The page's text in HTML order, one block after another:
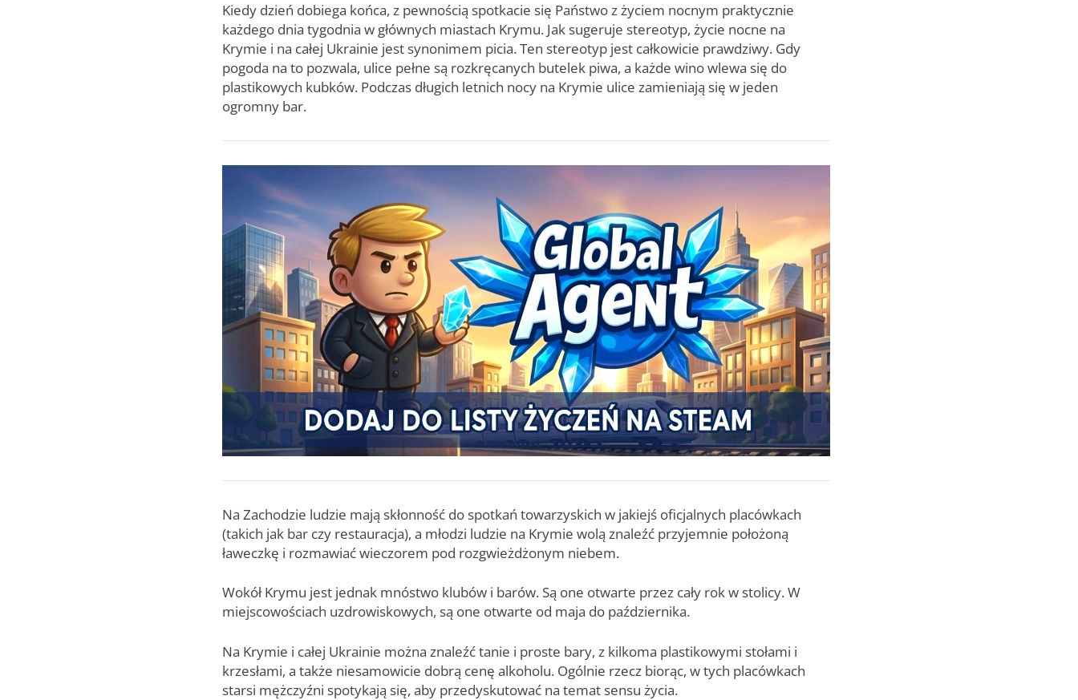
Kiedy dzień dobiega końca, z pewnością spotkacie się Państwo z życiem nocnym praktycznie
każdego dnia tygodnia w głównych miastach Krymu. Jak sugeruje stereotyp, życie nocne na
Krymie i na całej Ukrainie jest synonimem picia. Ten stereotyp jest całkowicie prawdziwy. Gdy
pogoda na to pozwala, ulice pełne są rozkręcanych butelek piwa, a każde wino wlewa się do
plastikowych kubków. Podczas długich letnich nocy na Krymie ulice zamieniają się w jeden
ogromny bar.
Na Zachodzie ludzie mają skłonność do spotkań towarzyskich w jakiejś oficjalnych placówkach
(takich jak bar czy restauracja), a młodzi ludzie na Krymie wolą znaleźć przyjemnie położoną
ławeczkę i rozmawiać wieczorem pod rozgwieżdżonym niebem.
Wokół Krymu jest jednak mnóstwo klubów i barów. Są one otwarte przez cały rok w stolicy. W
miejscowościach uzdrowiskowych, są one otwarte od maja do października.
Na Krymie i całej Ukrainie można znaleźć tanie i proste bary, z kilkoma plastikowymi stołami i
krzesłami, a także niesamowicie dobrą cenę alkoholu. Ogólnie rzecz biorąc, w tych placówkach
starsi mężczyźni spotykają się, aby przedyskutować na temat sensu życia.